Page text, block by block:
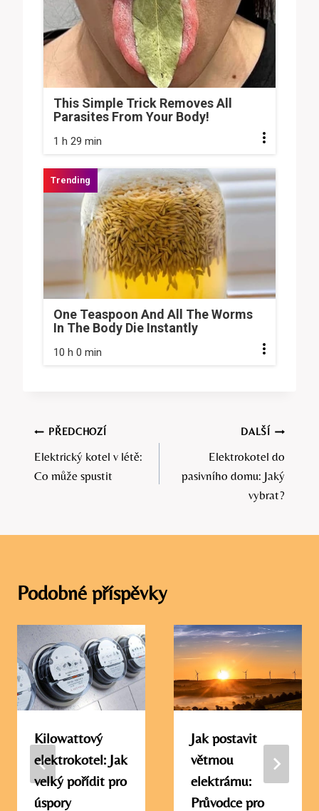
This Simple Trick Removes All
Parasites From Your Body!
1 h 29 min
One Teaspoon And All The Worms
In The Body Die Instantly
10 h 0 min
Navigace
pro
PŘEDCHOZÍ
Elektrický kotel v létě:
Co může spustit
DALŠÍ
Elektrokotel do
pasivního domu: Jaký
vybrat?
Podobné příspěvky
Kilowattový
elektrokotel: Jak
velký pořídit pro
úspory
Jak postavit
větrnou
elektrárnu:
Průvodce pro